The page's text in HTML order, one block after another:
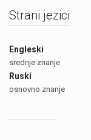
Strani jezici
Engleski
srednje znanje
Ruski
osnovno znanje